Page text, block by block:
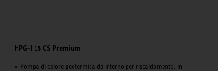
HPG-I 15 CS Premium
Pompa di calore geotermica da interno per riscaldamento, in